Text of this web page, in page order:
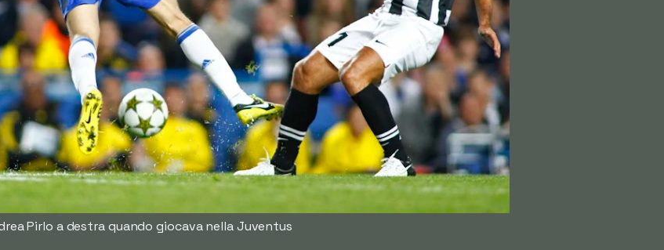
Pirlo a destra quando giocava nella Juventus